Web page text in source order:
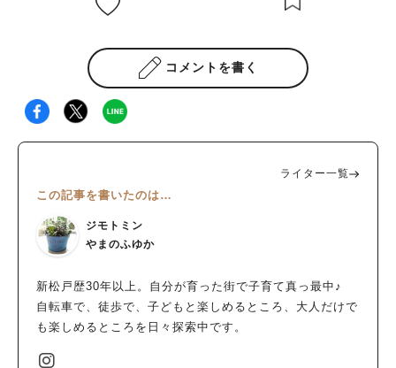
コメントを書く
ライター一覧
この記事を書いたのは…
ジモトミン
やまのふゆか
新松戸歴30年以上。自分が育った街で子育て真っ最中♪
自転車で、徒歩で、子どもと楽しめるところ、大人だけで
も楽しめるところを日々探索中です。